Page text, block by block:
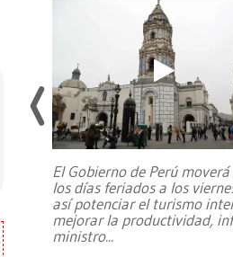
El Gobierno de Perú
los días feriados a los
así potenciar el turismo
mejorar la productividad,
ministro...